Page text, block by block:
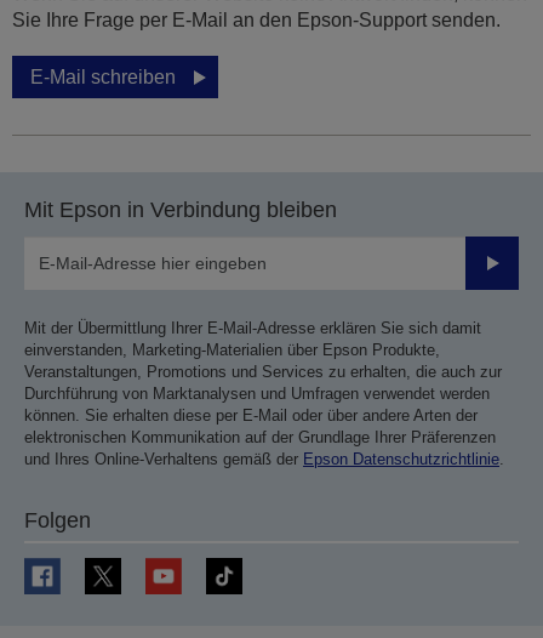
Sie Ihre Frage per E-Mail an den Epson-Support senden.
E-Mail schreiben
Mit Epson in Verbindung bleiben
Mit der Übermittlung Ihrer E-Mail-Adresse erklären Sie sich damit
einverstanden, Marketing-Materialien über Epson Produkte,
Veranstaltungen, Promotions und Services zu erhalten, die auch zur
Durchführung von Marktanalysen und Umfragen verwendet werden
können. Sie erhalten diese per E-Mail oder über andere Arten der
elektronischen Kommunikation auf der Grundlage Ihrer Präferenzen
und Ihres Online-Verhaltens gemäß der Epson Datenschutzrichtlinie.
Folgen